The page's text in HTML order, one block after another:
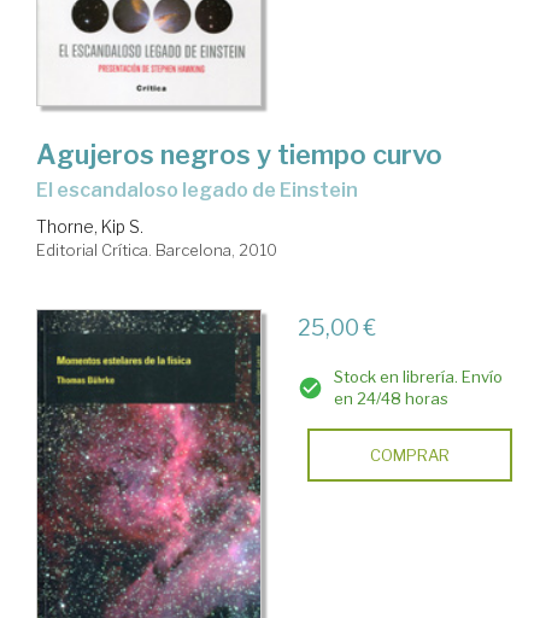
Agujeros negros y tiempo curvo
el escandaloso legado de Einstein
Thorne, Kip S.
Editorial Crítica. Barcelona, 2010
25,00 €
Stock en librería. Envío
en 24/48 horas
COMPRAR